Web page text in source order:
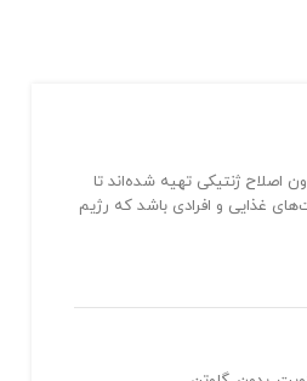
اصلاح ژنتیکی تهیه شده‌اند تا
غذایی و افرادی باشد که رژیم